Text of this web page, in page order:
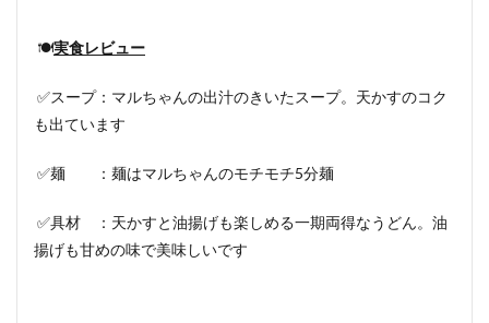
🍽実食レビュー
✅スープ：マルちゃんの出汁のきいたスープ。天かすのコク
も出ています
✅麺 ：麺はマルちゃんのモチモチ5分麺
✅具材 ：天かすと油揚げも楽しめる一期両得なうどん。油
揚げも甘めの味で美味しいです